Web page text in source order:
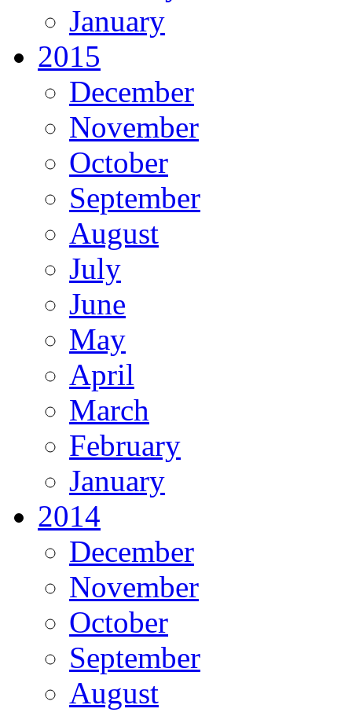
January
2015
December
November
October
September
August
July
June
May
April
March
February
January
2014
December
November
October
September
August